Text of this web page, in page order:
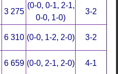
3 275
(0-0, 0-1, 2-1,
0-0, 1-0)
3-2
6 310 (0-0, 1-2, 2-0) 3-2
6 659 (0-0, 2-1, 2-0) 4-1